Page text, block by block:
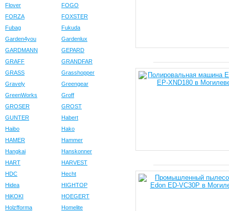
Flover
FOGO
FORZA
FOXSTER
Fubag
Fukuda
Garden4you
Gardenlux
GARDMANN
GEPARD
GRAFF
GRANDFAR
GRASS
Grasshopper
Gravely
Greengear
GreenWorks
Groff
GROSER
GROST
GUNTER
Habert
Haibo
Hako
HAMER
Hammer
Hangkai
Hanskonner
HART
HARVEST
HDC
Hecht
Hidea
HIGHTOP
HiKOKI
HOEGERT
Holzfforma
Homelite